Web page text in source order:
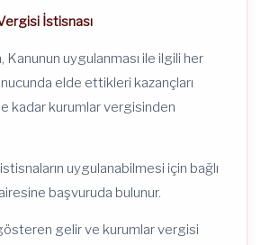
İstisnası
uygulanması ile ilgili her
elde ettikleri kazançları
kadar kurumlar vergisinden
uygulanabilmesi için bağlı
başvuruda bulunur.
gelir ve kurumlar vergisi